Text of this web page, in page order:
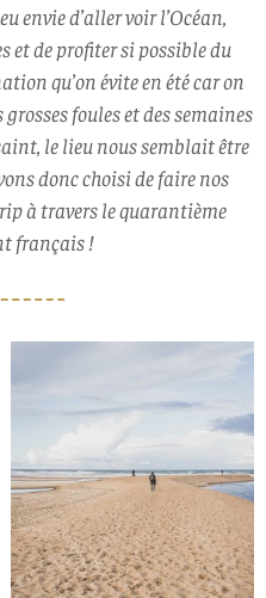
envie d’aller voir l’Océan,
et de profiter si possible du
qu’on évite en été car on
foules et des semaines
le lieu nous semblait être
donc choisi de faire nos
à travers le quarantième
français !